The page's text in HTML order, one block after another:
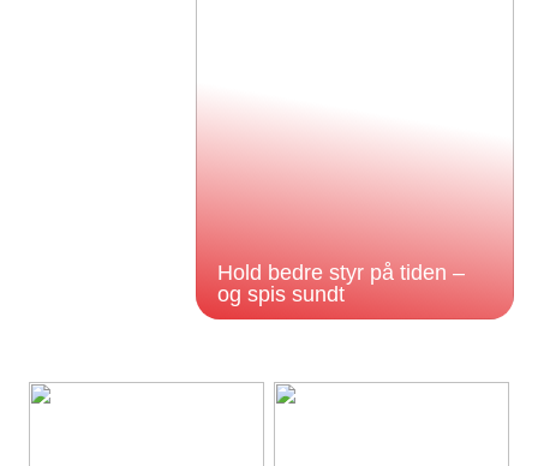
Hold bedre styr på tiden –
og spis sundt